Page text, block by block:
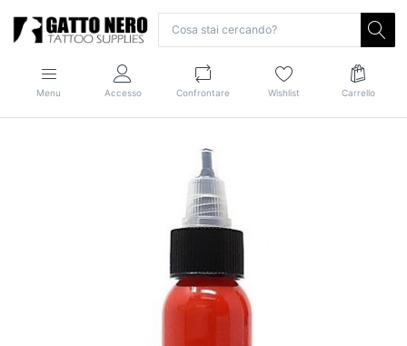
Menu Accesso Confrontare Wishlist Carrello